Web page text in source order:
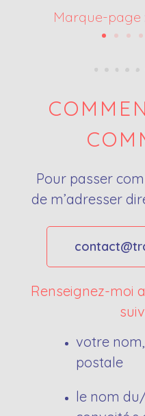
Grand
Marque-page
Marque-
Grand
Marque-page
Pour passer
de m’adresser
Renseignez-moi
votre
postale
le nom